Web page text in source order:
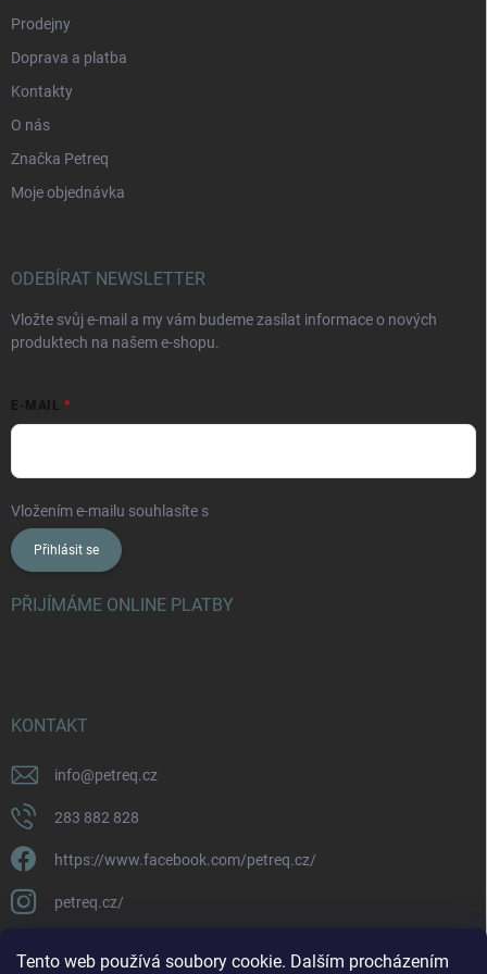
Tento web používá soubory cookie. Dalším procházením
Prodejny
Doprava a platba
Kontakty
O nás
Značka Petreq
Moje objednávka
ODEBÍRAT NEWSLETTER
Vložte svůj e-mail a my vám budeme zasílat informace o nových
produktech na našem e-shopu.
E-MAIL
Vložením e-mailu souhlasíte s
Přihlásit se
PŘIJÍMÁME ONLINE PLATBY
KONTAKT
info@petreq.cz
283 882 828
https://www.facebook.com/petreq.cz/
petreq.cz/